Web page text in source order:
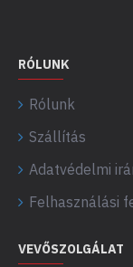
RÓLUNK
Rólunk
Szállítás
Adatvédelmi
Felhasználási
VEVŐSZOLGÁLAT